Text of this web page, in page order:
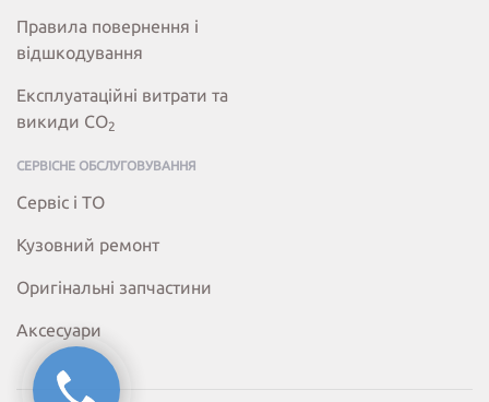
Правила повернення і
відшкодування
Експлуатаційні витрати та
викиди СО2
СЕРВІСНЕ ОБСЛУГОВУВАННЯ
Сервіс і ТО
Кузовний ремонт
Оригінальні запчастини
Аксесуари